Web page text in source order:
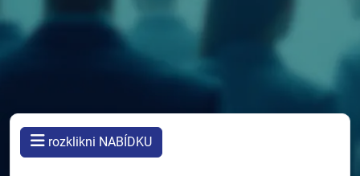
rozklikni NABÍDKU